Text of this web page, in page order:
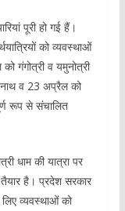
पूरी हो गई हैं।
को व्यवस्थाओं
गंगोत्री व यमुनोत्री
व 23 अप्रैल को
रूप से संचालित
धाम की यात्रा पर
है। प्रदेश सरकार
व्यवस्थाओं को